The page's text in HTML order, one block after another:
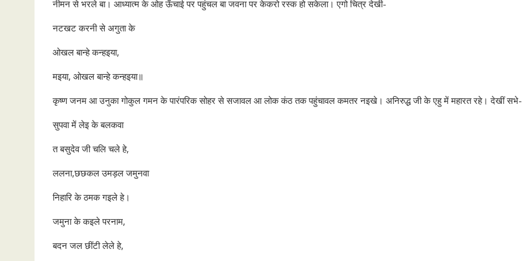
नीमन से भरले बा। आध्यात्म के ओह ऊँचाई पर पहुंचल बा जवना पर केकरो रस्क हो सकेला। एगो चित्र देखी-
नटखट करनी से अगुता के
ओखल बान्हे कन्हइया,
मइया, ओखल बान्हे कन्हइया॥
कृष्ण जनम आ उनुका गोकुल गमन के पारंपरिक सोहर से सजावल आ लोक कंठ तक पहुंचावल कमतर नइखे। अनिरुद्ध जी के एहु में महारत रहे। देखीं सभे-
सुपवा में लेइ के बलकवा
त बसुदेव जी चलि चले हे,
ललना,छछकल उमड़ल जमुनवा
निहारि के ठमक गइले हे।
जमुना के कइले परनाम,
बदन जल छींटी लेले हे,